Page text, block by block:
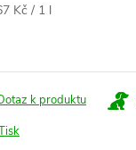
Kč / 1 l
k produktu